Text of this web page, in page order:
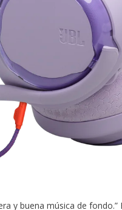
y buena música de fondo.”